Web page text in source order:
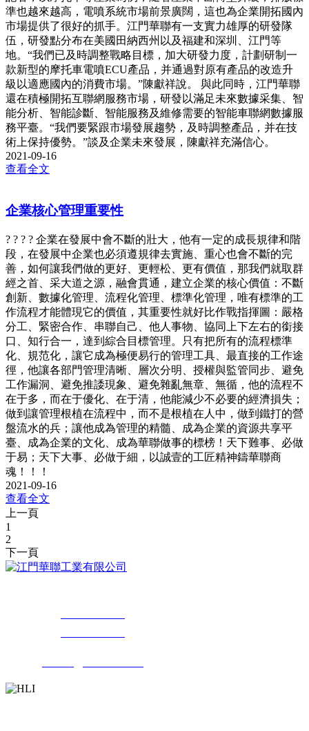
準也越來越高，電噴系統市場前景廣闊，這也為企業開拓國內
市場提供了很好的抓手。江門華聯有一支實力雄厚的研發隊
伍，研發點分布在美國田納西州以及福建和深圳、江門等
地。“我們已及時調整戰略目標，加大研發力度，計劃研制一
款新型的摩托車電噴ECU產品，并通過對原有產品的改造升
級以適應國內的消費市場。”陳獻祥說。 與此同時，江門華聯
還在積極開拓互聯網服務市場，研發以滿足未來數據采集、智
能分析、智能診斷、智能服務及維修需要的智能車聯網數據服
務平臺。“我們要緊跟市場發展趨勢，及時調整產品，并在技
術上保持優勢。”談及企業未來發展，陳獻祥充滿信心。
2021-09-16
查看全文
企業核心管理重要性
? ? ? ? 企業在發展中會不斷的壯大，他有一定的成長規律和階
段，在發展中企業也必須遵規律去實施、重心也會不斷的完
善，如何讓我們做的更好、更輕松、更有價值，那我們就取群
經之首、采大道之源，融會貫通，建立企業的核心價值：不斷
創新、數據化管理、流程化管理、標準化管理，唯有標準的工
作流程才能體現它的價值，其重要性就好比作戰指揮圖：嚴格
分工、緊密合作、串聯自己、他人事物、協同上下左右的銜接
口、知行合一，達到綜合目標管理。只有把所有的流程標準
化、規范化，讓它成為極便易行的管理工具、最直接的工作途
徑，他讓各部門管理清晰、層次分明、授權與監管同步、避免
工作漏洞、避免推諉現象、避免雜亂無章、無循，他的流程不
在于多，而在于優化、在于清，他能減少不必要的經濟損失；
做到讓管理根植在流程中，而不是根植在人中，做到鐵打的營
盤流水的兵；讓他成為管理的精髓、成為企業的資源共享平
臺、成為企業的文化、成為華聯做事的標榜！天下難事、必做
于易；天下大事、必做于細，以誠壹的工匠精神鑄華聯商
魂！！！
2021-09-16
查看全文
上一頁
1
2
下一頁